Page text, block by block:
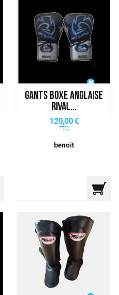
GANTS BOXE ANGLAISE
RIVAL...
Prix
120,00 €
TTC
benoit